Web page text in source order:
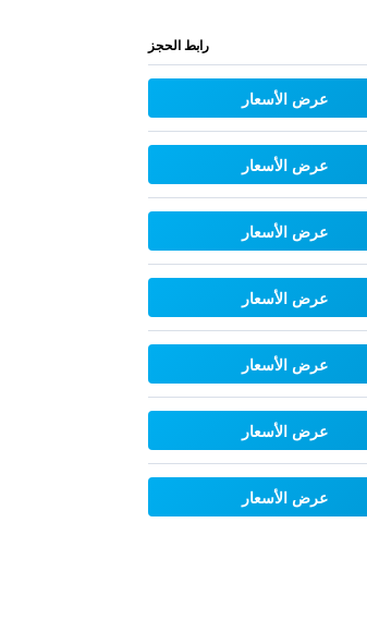
رابط الحجز
عرض الأسعار
عرض الأسعار
عرض الأسعار
عرض الأسعار
عرض الأسعار
عرض الأسعار
عرض الأسعار